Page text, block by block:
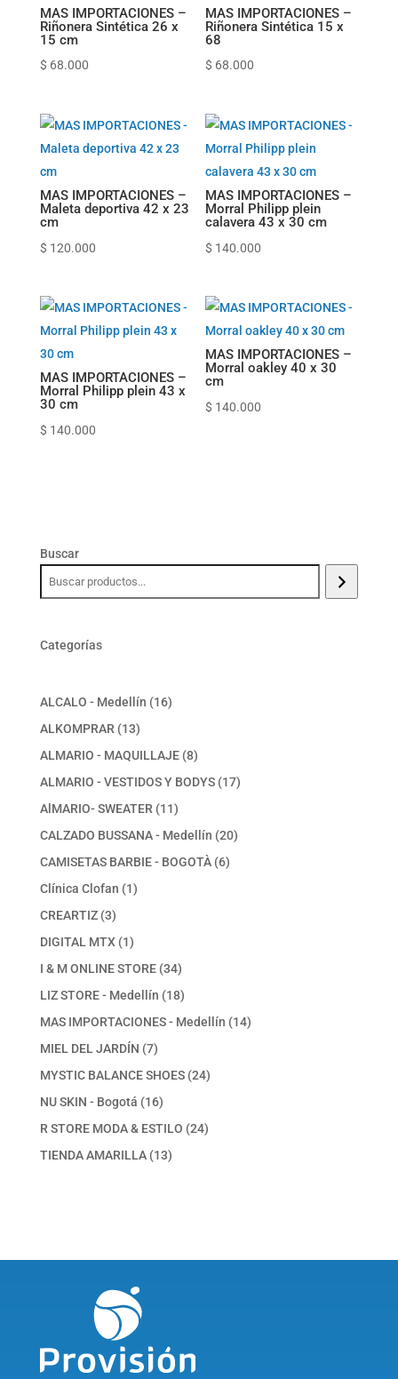
MAS IMPORTACIONES –
Riñonera Sintética 26 x
15 cm
$ 68.000
MAS IMPORTACIONES –
Riñonera Sintética 15 x
68
$ 68.000
MAS IMPORTACIONES –
Maleta deportiva 42 x 23
cm
$ 120.000
MAS IMPORTACIONES –
Morral Philipp plein
calavera 43 x 30 cm
$ 140.000
MAS IMPORTACIONES –
Morral Philipp plein 43 x
30 cm
$ 140.000
MAS IMPORTACIONES –
Morral oakley 40 x 30
cm
$ 140.000
Buscar
Categorías
ALCALO - Medellín 1616
ALKOMPRAR 1313
productos
ALMARIO - MAQUILLAJE 88
productos
ALMARIO - VESTIDOS Y BODYS 1717
AlMARIO- SWEATER 1111
productos
CALZADO BUSSANA - Medellín 2020
CAMISETAS BARBIE - BOGOTÀ 66
Clínica Clofan 11
CREARTIZ 33
productos
DIGITAL MTX 11
producto
I & M ONLINE STORE 3434
productos
LIZ STORE - Medellín 1818
productos
MAS IMPORTACIONES - Medellín 1414
MIEL DEL JARDÍN 77
productos
MYSTIC BALANCE SHOES 2424
NU SKIN - Bogotá 1616
productos
R STORE MODA & ESTILO 2424
TIENDA AMARILLA 1313